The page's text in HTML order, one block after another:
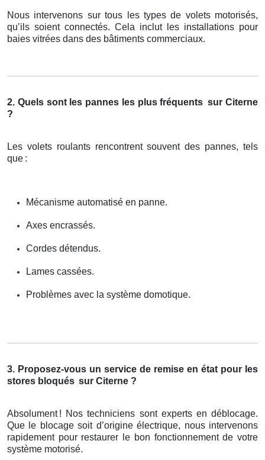
Nous intervenons sur tous les types de volets motorisés,
qu’ils soient connectés. Cela inclut les installations pour
baies vitrées dans des bâtiments commerciaux.
2. Quels sont les pannes les plus fréquents sur Citerne
?
Les volets roulants rencontrent souvent des pannes, tels
que :
Mécanisme automatisé en panne.
Axes encrassés.
Cordes détendus.
Lames cassées.
Problèmes avec la système domotique.
3. Proposez-vous un service de remise en état pour les
stores bloqués sur Citerne ?
Absolument ! Nos techniciens sont experts en déblocage.
Que le blocage soit d’origineé lectrique, nous intervenons
rapidement pour restaurer le bon fonctionnement de votre
système motorisé.